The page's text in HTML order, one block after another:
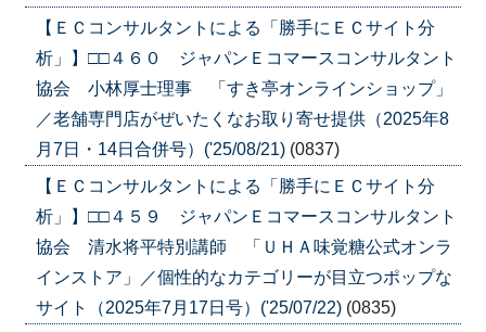
【ＥＣコンサルタントによる「勝手にＥＣサイト分
析」】□□４６０ ジャパンＥコマースコンサルタント
協会 小林厚士理事 「すき亭オンラインショップ」
／老舗専門店がぜいたくなお取り寄せ提供（2025年8
月7日・14日合併号）('25/08/21) (0837)
【ＥＣコンサルタントによる「勝手にＥＣサイト分
析」】□□４５９ ジャパンＥコマースコンサルタント
協会 清水将平特別講師 「ＵＨＡ味覚糖公式オンラ
インストア」／個性的なカテゴリーが目立つポップな
サイト（2025年7月17日号）('25/07/22) (0835)